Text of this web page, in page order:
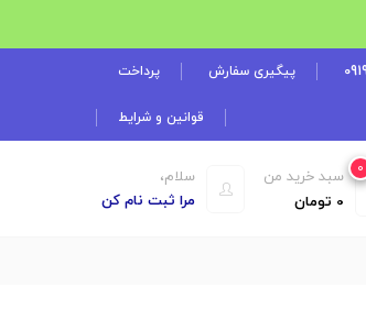
پیگیری سفارش پرداخت
قوانین و شرایط
سلام،
مرا ثبت نام کن
0
سبد خرید من
0 تومان